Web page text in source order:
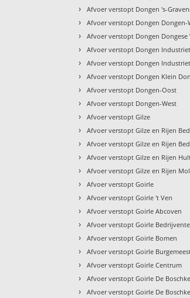
› Afvoer verstopt Dongen 's-
› Afvoer verstopt Dongen Dongen-
› Afvoer verstopt Dongen Dongese
› Afvoer verstopt Dongen
› Afvoer verstopt Dongen
› Afvoer verstopt Dongen Klein
› Afvoer verstopt Dongen-Oost
› Afvoer verstopt Dongen-West
› Afvoer verstopt Gilze
› Afvoer verstopt Gilze en Rijen
› Afvoer verstopt Gilze en Rijen
› Afvoer verstopt Gilze en Rijen
› Afvoer verstopt Gilze en Rijen
› Afvoer verstopt Goirle
› Afvoer verstopt Goirle 't Ven
› Afvoer verstopt Goirle Abcoven
› Afvoer verstopt Goirle
› Afvoer verstopt Goirle Bomen
› Afvoer verstopt Goirle
› Afvoer verstopt Goirle Centrum
› Afvoer verstopt Goirle De
› Afvoer verstopt Goirle De